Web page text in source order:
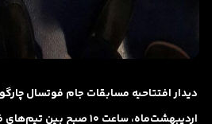
اردیبهشت‌ماه، ساعت ۱۰